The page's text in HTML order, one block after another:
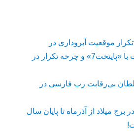
موقعیت آبروداری در
خواستگاری: شباهت با «پایتخت7» و چرخه تکرار در
بی‌رقابت رپ فارسی در
میلاد از آذرماه تا پایان سال